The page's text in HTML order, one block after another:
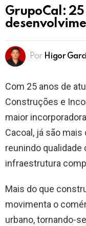
GrupoCal:
Por Higor
Com 25 anos de
Construções e
maior
Cacoal, já são
reunindo qualidade
infraestrutura
Mais do que
movimenta o
urbano, tornando-